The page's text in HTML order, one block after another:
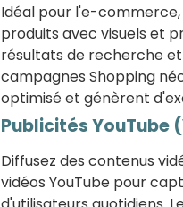
Idéal pour l'e-
produits avec visuels et
résultats de recherche et
campagnes Shopping
optimisé et génèrent
Publicités YouTube
Diffusez des contenus
vidéos YouTube pour